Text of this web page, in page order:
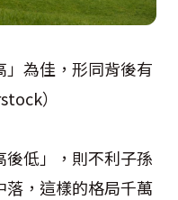
為佳，形同背後有
）
低」，則不利子孫
，這樣的格局千萬